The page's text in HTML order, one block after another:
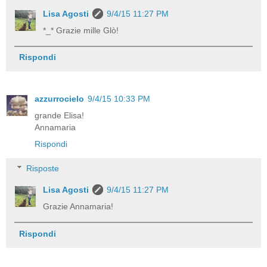
Lisa Agosti
9/4/15 11:27 PM
*_* Grazie mille Glò!
Rispondi
azzurrocielo 9/4/15 10:33 PM
grande Elisa!
Annamaria
Rispondi
Risposte
Lisa Agosti
9/4/15 11:27 PM
Grazie Annamaria!
Rispondi